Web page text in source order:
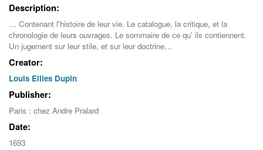
Description:
… Contenant l'histoire de leur vie. Le catalogue, la critique, et la
chronologie de leurs ouvrages. Le sommaire de ce qu' ils contiennent.
Un jugement sur leur stile, et sur leur doctrine…
Creator:
Louis Ellies Dupin
Publisher:
Paris : chez Andre Pralard
Date:
1693